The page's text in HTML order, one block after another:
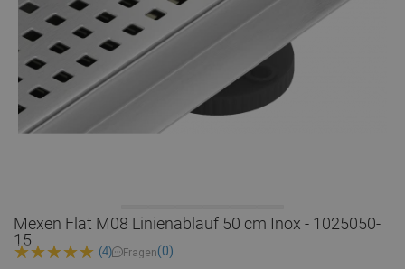
Mexen Flat M08 Linienablauf 50 cm Inox - 1025050-
15
(4) Fragen(0)